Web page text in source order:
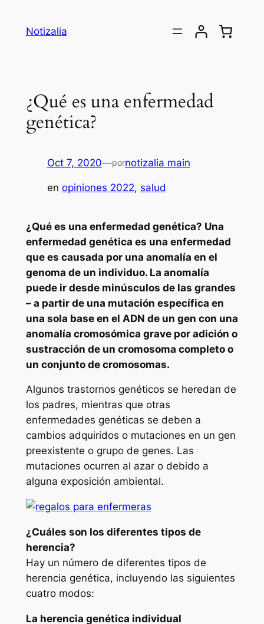
Notizalia
¿Qué es una enfermedad
genética?
Oct 7, 2020—pornotizalia main
en opiniones 2022, salud
¿Qué es una enfermedad genética? Una
enfermedad genética es una enfermedad
que es causada por una anomalía en el
genoma de un individuo. La anomalía
puede ir desde minúsculos de las grandes
– a partir de una mutación específica en
una sola base en el ADN de un gen con una
anomalía cromosómica grave por adición o
sustracción de un cromosoma completo o
un conjunto de cromosomas.
Algunos trastornos genéticos se heredan de
los padres, mientras que otras
enfermedades genéticas se deben a
cambios adquiridos o mutaciones en un gen
preexistente o grupo de genes. Las
mutaciones ocurren al azar o debido a
alguna exposición ambiental.
¿Cuáles son los diferentes tipos de
herencia?
Hay un número de diferentes tipos de
herencia genética, incluyendo las siguientes
cuatro modos:
La herencia genética individual